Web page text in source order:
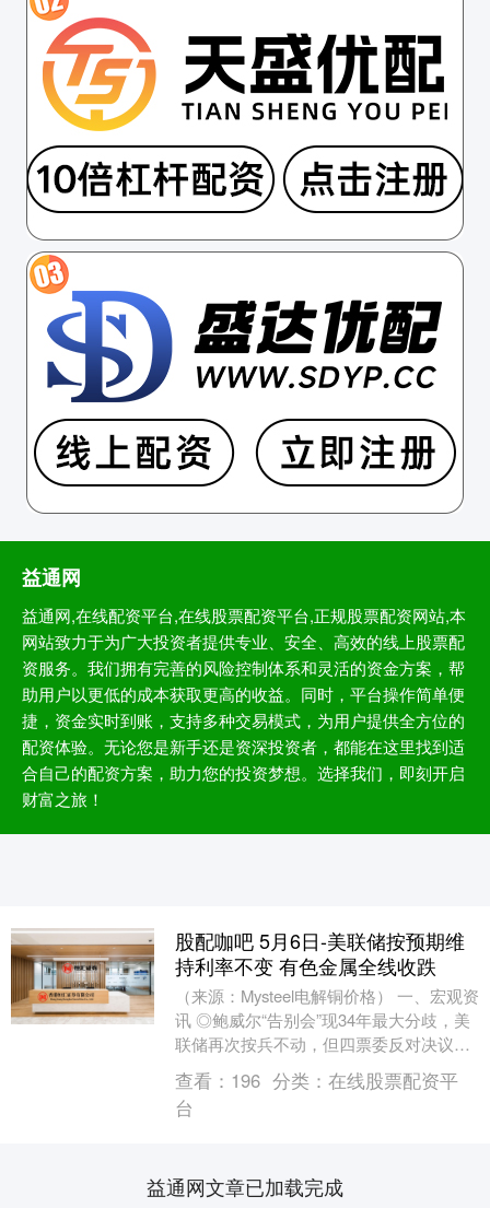
益通网
益通网,在线配资平台,在线股票配资平台,正规股票配资网站,本
网站致力于为广大投资者提供专业、安全、高效的线上股票配
资服务。我们拥有完善的风险控制体系和灵活的资金方案，帮
助用户以更低的成本获取更高的收益。同时，平台操作简单便
捷，资金实时到账，支持多种交易模式，为用户提供全方位的
配资体验。无论您是新手还是资深投资者，都能在这里找到适
合自己的配资方案，助力您的投资梦想。选择我们，即刻开启
财富之旅！
股配咖吧 5月6日-美联储按预期维
持利率不变 有色金属全线收跌
（来源：Mysteel电解铜价格） 一、宏观资
讯 ◎鲍威尔“告别会”现34年最大分歧，美
联储再次按兵不动，但四票委反对决议声
明；鲍威尔主席谢幕：将留任美联储理
事....
查看： 196 分类： 在线股票配资平
台
益通网文章已加载完成